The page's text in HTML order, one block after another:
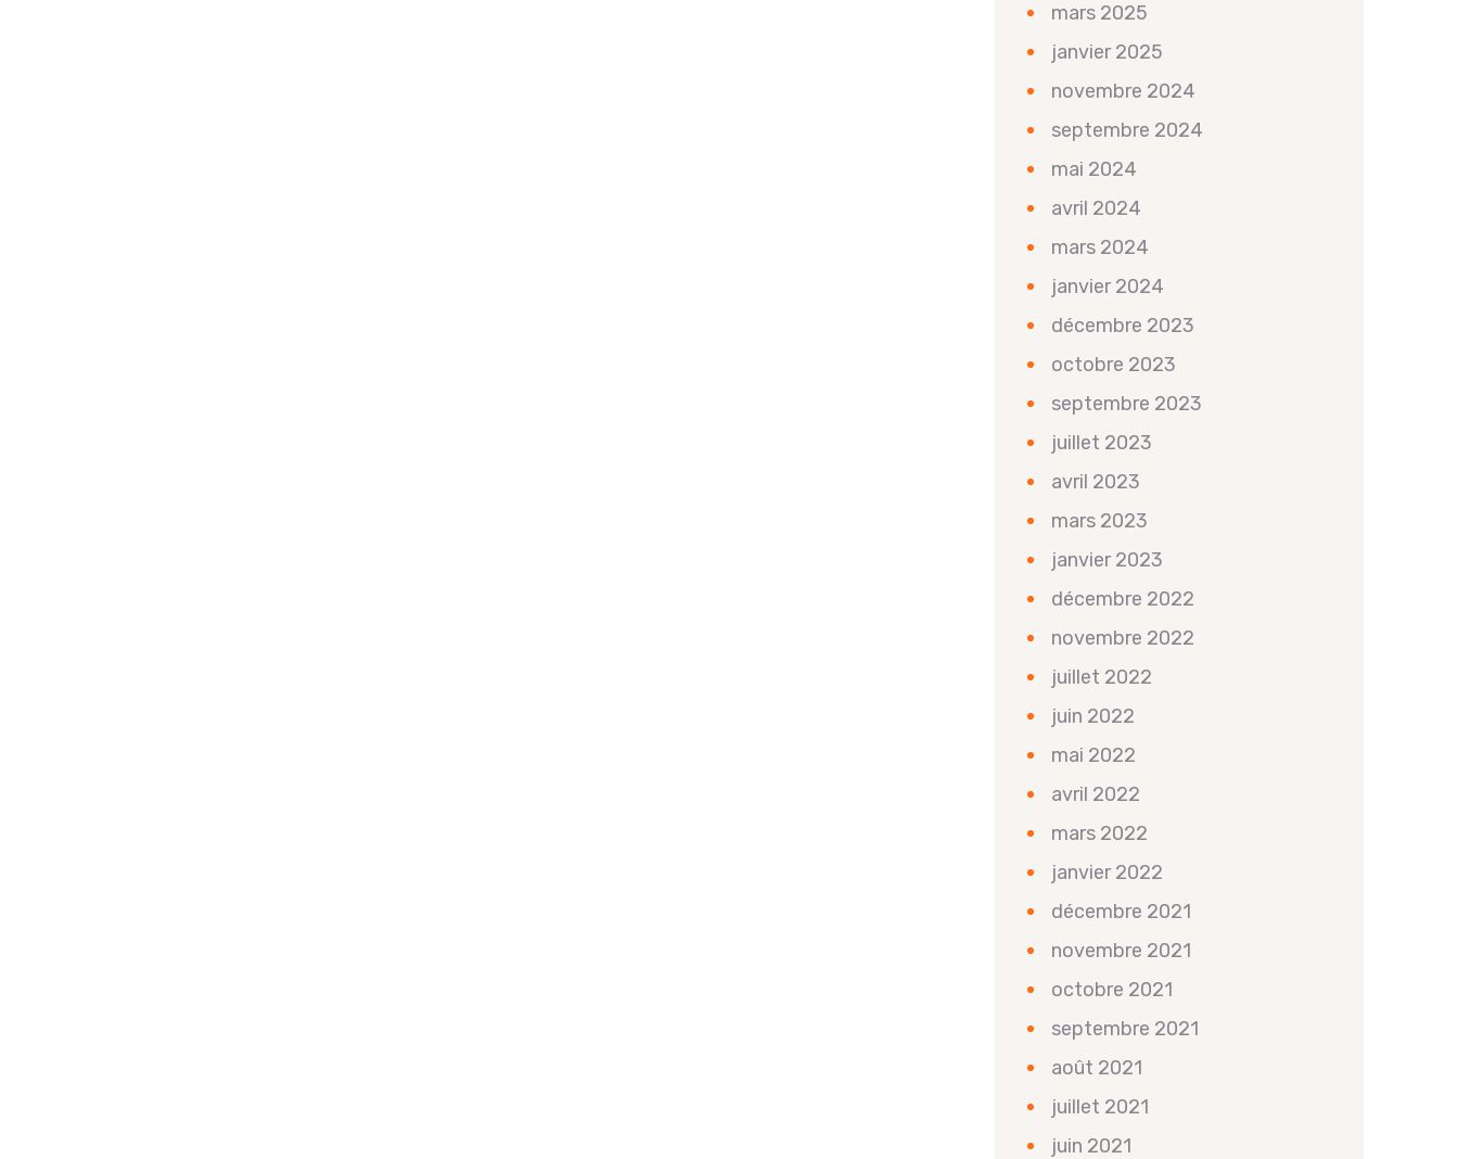
mars 2025
janvier 2025
novembre 2024
septembre 2024
mai 2024
avril 2024
mars 2024
janvier 2024
décembre 2023
octobre 2023
septembre 2023
juillet 2023
avril 2023
mars 2023
janvier 2023
décembre 2022
novembre 2022
juillet 2022
juin 2022
mai 2022
avril 2022
mars 2022
janvier 2022
décembre 2021
novembre 2021
octobre 2021
septembre 2021
août 2021
juillet 2021
juin 2021